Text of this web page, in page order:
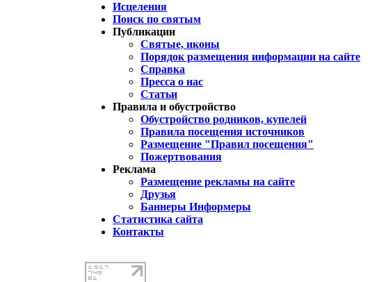
Исцеления
Поиск по святым
Публикации
Святые, иконы
Порядок размещения информации на сайте
Справка
Пресса о нас
Статьи
Правила и обустройство
Обустройство родников, купелей
Правила посещения источников
Размещение "Правил посещения"
Пожертвования
Реклама
Размещение рекламы на сайте
Друзья
Баннеры Информеры
Статистика сайта
Контакты